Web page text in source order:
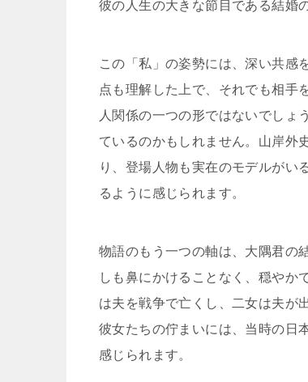
彼の人生の大きな節目である結婚
この「私」の姿勢には、深い共感
点も理解した上で、それでも相手
人関係の一つの形ではないでしょ
ているのかもしれません。山岸外
り、登場人物も実在のモデルがい
るように感じられます。
物語のもう一つの軸は、大隅君の
しも鼻にかけることなく、穏やか
は夫を戦争で亡くし、二女は夫が
彼女たちの佇まいには、当時の日
感じられます。